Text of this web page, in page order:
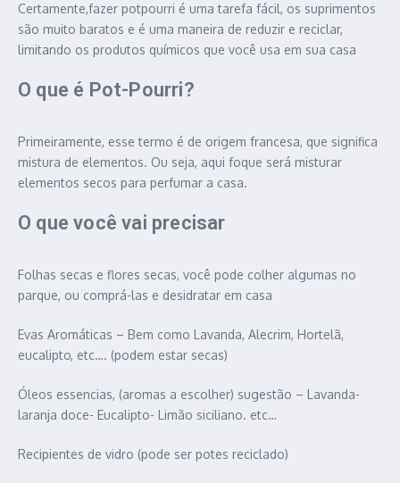
Certamente,fazer potpourri é uma tarefa fácil, os suprimentos
são muito baratos e é uma maneira de reduzir e reciclar,
limitando os produtos químicos que você usa em sua casa
O que é Pot-Pourri?
Primeiramente, esse termo é de origem francesa, que significa
mistura de elementos. Ou seja, aqui foque será misturar
elementos secos para perfumar a casa.
O que você vai precisar
Folhas secas e flores secas, você pode colher algumas no
parque, ou comprá-las e desidratar em casa
Evas Aromáticas – Bem como Lavanda, Alecrim, Hortelã,
eucalipto, etc…. (podem estar secas)
Óleos essencias, (aromas a escolher) sugestão – Lavanda-
laranja doce- Eucalipto- Limão siciliano. etc…
Recipientes de vidro (pode ser potes reciclado)